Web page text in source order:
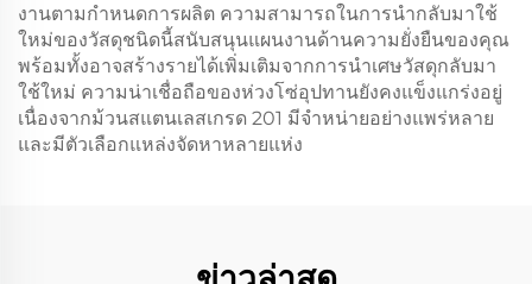
งานตามกำหนดการผลิต ความสามารถในการนำกลับมาใช้
ใหม่ของวัสดุชนิดนี้สนับสนุนแผนงานด้านความยั่งยืนของคุณ
พร้อมทั้งอาจสร้างรายได้เพิ่มเติมจากการนำเศษวัสดุกลับมา
ใช้ใหม่ ความน่าเชื่อถือของห่วงโซ่อุปทานยังคงแข็งแกร่งอยู่
เนื่องจากม้วนสแตนเลสเกรด 201 มีจำหน่ายอย่างแพร่หลาย
และมีตัวเลือกแหล่งจัดหาหลายแห่ง